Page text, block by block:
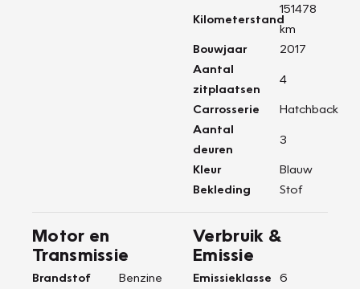
Kilometerstand
151478
km
Bouwjaar
2017
Aantal
zitplaatsen
4
Carrosserie
Hatchback
Aantal
deuren
3
Kleur
Blauw
Bekleding
Stof
Motor en
Transmissie
Brandstof
Benzine
Verbruik &
Emissie
Emissieklasse
6